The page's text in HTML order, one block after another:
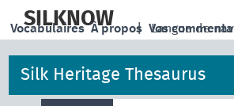
main
SILKNOW | Langue de
Vocabulaires À propos Vos
Silk Heritage Thesaurus